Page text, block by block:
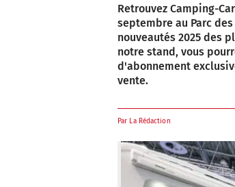
Retrouvez Camping-
septembre au Parc
nouveautés 2025 des
notre stand, vous
d'abonnement
vente.
Par La Rédaction